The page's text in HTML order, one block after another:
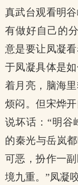
真武台观看明
有做好自己的
意是要让凤凝
于凤凝具体是
着月亮，脑海
烦闷。但宋烨
说坏话：“明谷
的秦光与岳岚
可恶，扮作一
境九重。”凤凝